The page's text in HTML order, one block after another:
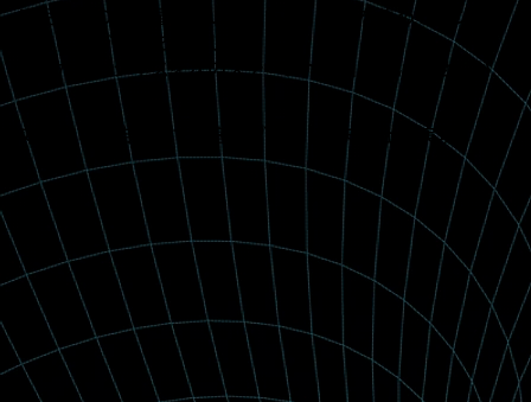
鹿児島市の交通量が多い交差点で、注目を集めるデジタル
サイネージ広告を利用して、
あなたのビジネスを次のステージへと引き上げませんか？
効果的な広告展開で集客やブランド認知向上を実現！